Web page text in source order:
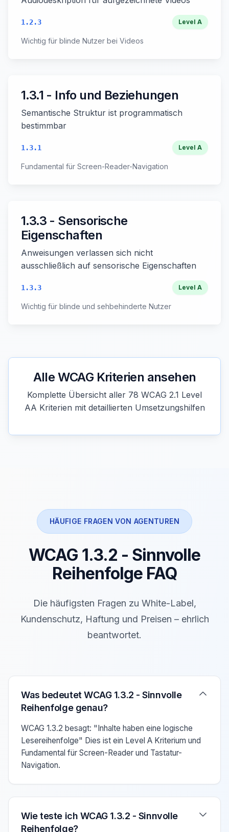
1.2.3 Level A
Wichtig für blinde Nutzer bei Videos
1.3.1 - Info und Beziehungen
Semantische Struktur ist programmatisch
bestimmbar
1.3.1 Level A
Fundamental für Screen-Reader-Navigation
1.3.3 - Sensorische
Eigenschaften
Anweisungen verlassen sich nicht
ausschließlich auf sensorische Eigenschaften
1.3.3 Level A
Wichtig für blinde und sehbehinderte Nutzer
Alle WCAG Kriterien ansehen
Komplette Übersicht aller 78 WCAG 2.1 Level
AA Kriterien mit detaillierten Umsetzungshilfen
HÄUFIGE FRAGEN VON AGENTUREN
WCAG 1.3.2 - Sinnvolle
Reihenfolge FAQ
Die häufigsten Fragen zu White-Label,
Kundenschutz, Haftung und Preisen – ehrlich
beantwortet.
Verwenden Sie die Pfeiltasten Auf/Ab um zwischen
Was bedeutet WCAG 1.3.2 - Sinnvolle
Reihenfolge genau?
WCAG 1.3.2 besagt: "Inhalte haben eine logische
Lesereihenfolge" Dies ist ein Level A Kriterium und
Fundamental für Screen-Reader und Tastatur-
Navigation.
Wie teste ich WCAG 1.3.2 - Sinnvolle
Reihenfolge?